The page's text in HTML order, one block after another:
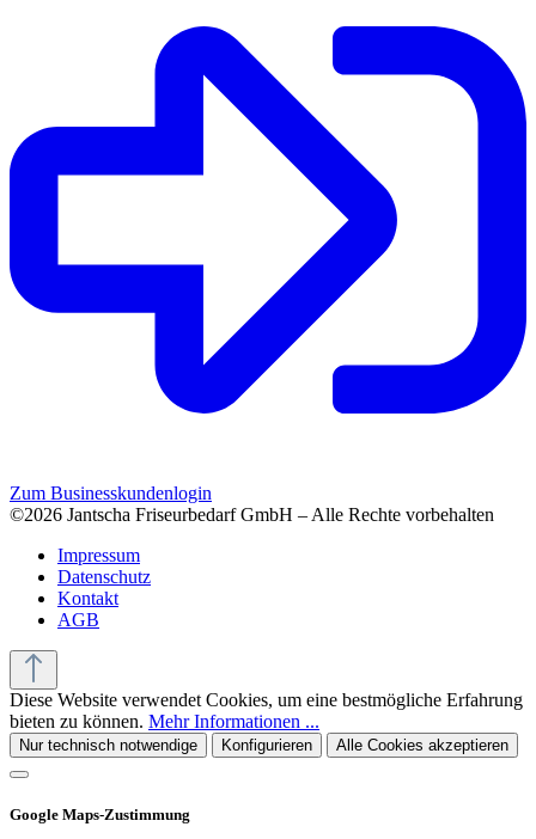
Zum Businesskundenlogin
©2026 Jantscha Friseurbedarf GmbH – Alle Rechte vorbehalten
Impressum
Datenschutz
Kontakt
AGB
Diese Website verwendet Cookies, um eine bestmögliche Erfahrung
bieten zu können. Mehr Informationen ...
Nur technisch notwendige Konfigurieren Alle Cookies akzeptieren
Google Maps-Zustimmung